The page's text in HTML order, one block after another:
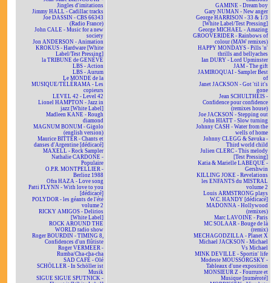
Jingles d'imitations
Jimmy HALL - Cadillac tracks
Joe DASSIN - CBS 66343
(Radio France)
John CALE - Music for a new
society
Jon ANDERSON - Animation
KROKUS - Hardware [White
Label/Test Pressing]
la TRIBUNE de GENÈVE
LBS - Action
LBS - Aurum
Le MONDE de la
MUSIQUE/TÉLÉRAMA - Les
copieurs
LEVEL 42 - Level 42
Lionel HAMPTON - Jazz in
jazz [White Label]
Madleen KANE - Rough
diamond
MAGNUM BONUM - Gigolo
(english version)
Maurice BITTER - Chants et
danses d'Argentine [dédicacé]
MAXELL - Rock Sampler
Nathalie CARDONE -
Populaire
O.P.R. MONTPELLIER -
Berlioz 1988
Ofra HAZA - Love song
Patti FLYNN - With love to you
[dédicacé]
POLYDOR - les géants de l'été
volume 2
RICKY AMIGOS - Delirios
[White Label]
ROCK AROUND THE
WORLD radio show
Roger BOURDIN - TIMING 8,
Confidences d'un flûtiste
Roger VERMEER -
Rumba/Cha-cha-cha
SAD CAFÉ - Olé
SCHÖLLER - In Schöller ist
Musik
SIGUE SIGUE SPUTNICK -
GAMINE - Dream boy
Gary NUMAN - New anger
George HARRISON - 33 & 1/3
[White Label/Test Pressing]
George MICHAEL - Amazing
GROOVERIDER - Rainbows of
colour (MAW remixes)
HAPPY MONDAYS - Pills 'n'
thrills and bellyaches
Ian DURY - Lord Upminster
JAM - The gift
JAMIROQUAI - Sampler Best
of
Janet JACKSON - Got 'til it's
gone
Jean SCHULTHEIS -
Confidence pour confidence
(remixes house)
Joe JACKSON - Stepping out
John HIATT - Slow turning
Johnny CASH - Water from the
wells of home
Johnny CLEGG & Savuka -
Third world child
Julien CLERC - This melody
[Test Pressing]
Katia & Marielle LABEQUE -
Gershwin
KILLING JOKE - Revelations
les ENFANTS du MISTRAL
volume 2
Louis ARMSTRONG plays
W.C. HANDY [dédicacé]
MADONNA - Hollywood
(remixes)
Marc LAVOINE - Paris
MC SOLAAR - Bouge de là
(remix)
MECHAGODZILLA - Planet X
Michael JACKSON - Michael
Vs Michael
MINK DEVILLE - Sportin' life
Modeste MOUSSORGSKY -
Tableaux d'une exposition
MONSIEUR Z - Fourrure et
Musique [numéroté]